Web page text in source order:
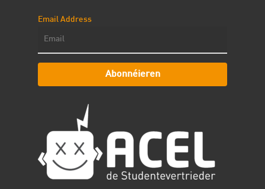
Email Address
Abonnéieren